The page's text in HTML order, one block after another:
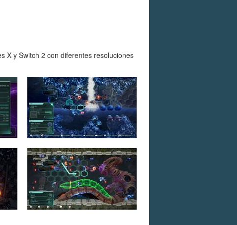
X y Switch 2 con diferentes resoluciones